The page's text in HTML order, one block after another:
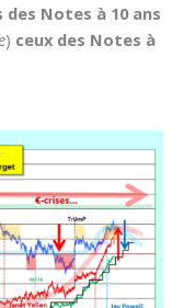
Notes à 10 ans
) ceux des Notes à